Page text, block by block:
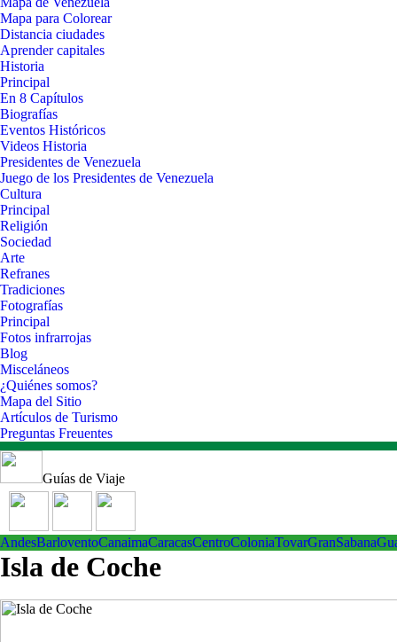
Mapa para Colorear
Distancia ciudades
Aprender capitales
Historia
Principal
En 8 Capítulos
Biografías
Eventos Históricos
Videos Historia
Presidentes de Venezuela
Juego de los Presidentes de Venezuela
Cultura
Principal
Religión
Sociedad
Arte
Refranes
Tradiciones
Fotografías
Principal
Fotos infrarrojas
Blog
Misceláneos
¿Quiénes somos?
Mapa del Sitio
Artículos de Turismo
Preguntas Freuentes
Guías de Viaje
AndesBarloventoCanaimaCaracasCentroColoniaTovarGranSabana
Isla de Coche